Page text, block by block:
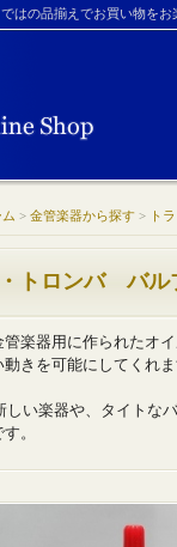
はの品揃えでお買い物を
ム > 金管楽器から探す > ト
トロンバ バ
管楽器用に作られたオ
動きを可能にしてくれ
しい楽器や、タイトな
。